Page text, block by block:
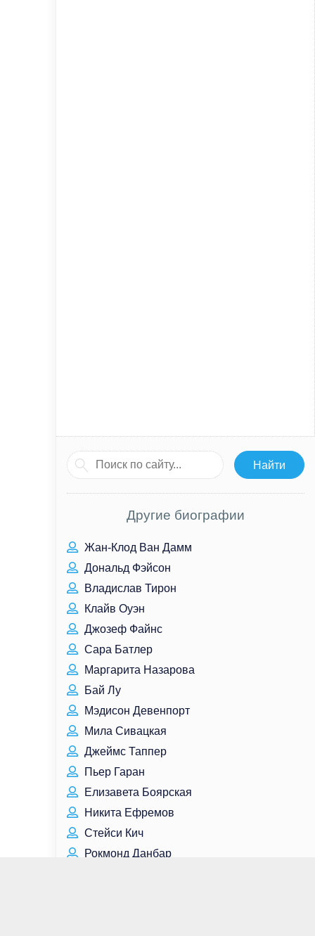
Другие биографии
Жан-Клод Ван Дамм
Дональд Фэйсон
Владислав Тирон
Клайв Оуэн
Джозеф Файнс
Сара Батлер
Маргарита Назарова
Бай Лу
Мэдисон Девенпорт
Мила Сивацкая
Джеймс Таппер
Пьер Гаран
Елизавета Боярская
Никита Ефремов
Стейси Кич
Рокмонд Данбар